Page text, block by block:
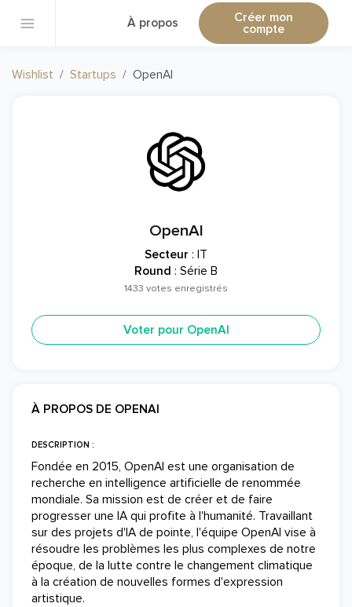
À propos Créer mon
compte
Wishlist Startups OpenAI
OpenAI
Secteur : IT
Round : Série B
1433 votes enregistrés
Voter pour OpenAI
À PROPOS DE OPENAI
DESCRIPTION :
Fondée en 2015, OpenAI est une organisation de
recherche en intelligence artificielle de renommée
mondiale. Sa mission est de créer et de faire
progresser une IA qui profite à l'humanité. Travaillant
sur des projets d'IA de pointe, l'équipe OpenAI vise à
résoudre les problèmes les plus complexes de notre
époque, de la lutte contre le changement climatique
à la création de nouvelles formes d'expression
artistique.